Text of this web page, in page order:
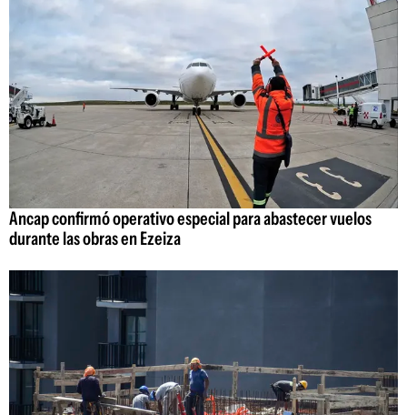
Ancap confirmó operativo especial para abastecer vuelos
durante las obras en Ezeiza